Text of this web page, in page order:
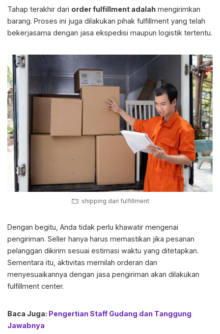
Tahap terakhir dari order fulfillment adalah mengirimkan
barang. Proses ini juga dilakukan pihak fulfillment yang telah
bekerjasama dengan jasa ekspedisi maupun logistik tertentu.
shipping dari fulfillment
Dengan begitu, Anda tidak perlu khawatir mengenai
pengiriman. Seller hanya harus memastikan jika pesanan
pelanggan dikirim sesuai estimasi waktu yang ditetapkan.
Sementara itu, aktivitas memilah orderan dan
menyesuaikannya dengan jasa pengiriman akan dilakukan
fulfillment center.
Baca Juga: Pengertian Staff Gudang dan Tanggung
Jawabnya